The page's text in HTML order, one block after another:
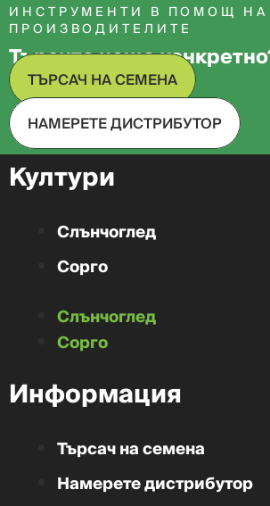
ИНСТРУМЕНТИ В ПОМОЩ НА
ПРОИЗВОДИТЕЛИТЕ
Търсите нещо
ТЪРСАЧ НА СЕМЕНА
НАМЕРЕТЕ ДИСТРИБУТОР
Култури
Слънчоглед
Сорго
Слънчоглед
Сорго
Информация
Търсач на семена
Намерете дистрибутор